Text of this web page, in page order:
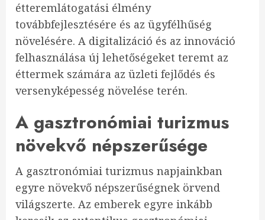
étteremlátogatási élmény
továbbfejlesztésére és az ügyfélhűség
növelésére. A digitalizáció és az innováció
felhasználása új lehetőségeket teremt az
éttermek számára az üzleti fejlődés és
versenyképesség növelése terén.
A gasztronómiai turizmus
növekvő népszerűsége
A gasztronómiai turizmus napjainkban
egyre növekvő népszerűségnek örvend
világszerte. Az emberek egyre inkább